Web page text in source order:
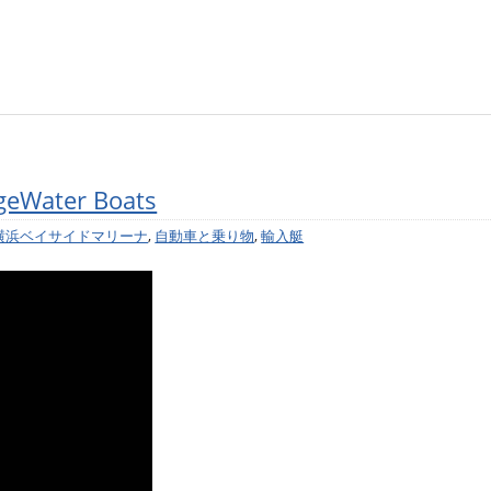
Boats
浜ベイサイドマリーナ, 自動車と乗り物,輸入艇